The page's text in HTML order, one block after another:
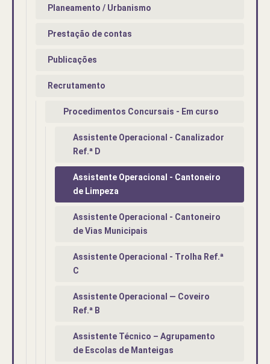
Planeamento / Urbanismo
Prestação de contas
Publicações
Recrutamento
Procedimentos Concursais - Em curso
Assistente Operacional - Canalizador
Ref.ª D
Assistente Operacional - Cantoneiro
de Limpeza
Assistente Operacional - Cantoneiro
de Vias Municipais
Assistente Operacional - Trolha Ref.ª
C
Assistente Operacional — Coveiro
Ref.ª B
Assistente Técnico – Agrupamento
de Escolas de Manteigas